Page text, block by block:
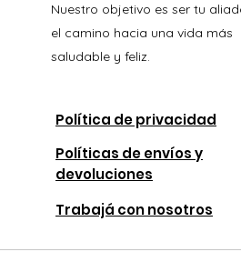
Nuestro objetivo es ser tu
el camino hacia una vida más
saludable y feliz.
Política de privacidad
Políticas de envíos y
devoluciones
Trabajá con nosotros